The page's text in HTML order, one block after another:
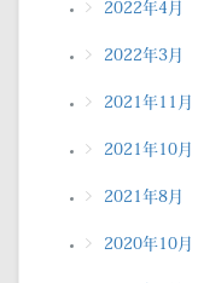
2022年4月
2022年3月
2021年11月
2021年10月
2021年8月
2020年10月